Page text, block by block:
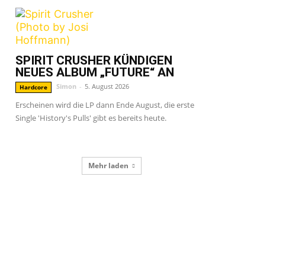
SPIRIT CRUSHER KÜNDIGEN
NEUES ALBUM „FUTURE“ AN
Hardcore Simon - 5. August 2026
Erscheinen wird die LP dann Ende August, die erste
Single 'History's Pulls' gibt es bereits heute.
Mehr laden